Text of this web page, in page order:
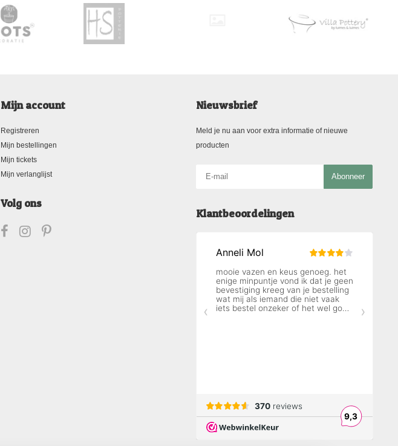
Mijn account
Registreren
Mijn bestellingen
Mijn tickets
Mijn verlanglijst
Volg ons
Nieuwsbrief
Meld je nu aan voor extra informatie of nieuwe
producten
Abonneer
Klantbeoordelingen